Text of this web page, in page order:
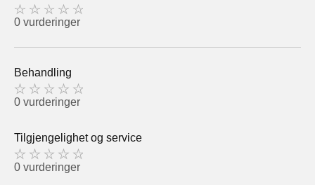
0 vurderinger
Behandling
0 vurderinger
Tilgjengelighet og service
0 vurderinger